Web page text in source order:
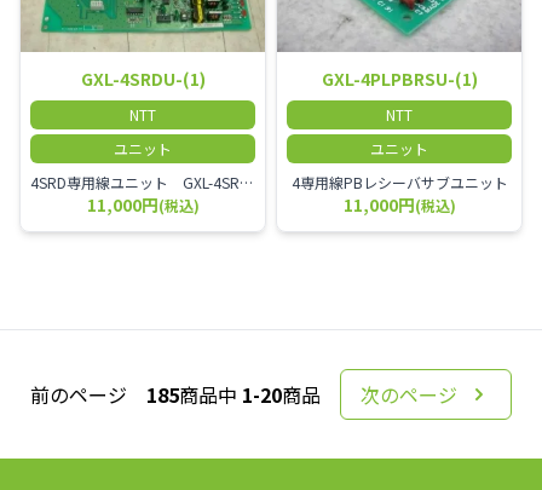
GXL-4SRDU-(1)
NTT
ユニット
4SRD専用線ユニット GXL-4SRDU-(1)
11,000円(税込)
GXL-4PLPBRSU-(1)
NTT
ユニット
4専用線PBレシーバサブユニット
11,000円(税込)
前のページ 185商品中 1-20商品 次のページ